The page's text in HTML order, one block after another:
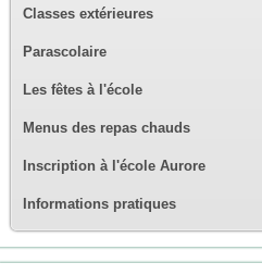
Classes extérieures
Parascolaire
Les fêtes à l'école
Menus des repas chauds
Inscription à l'école Aurore
Informations pratiques